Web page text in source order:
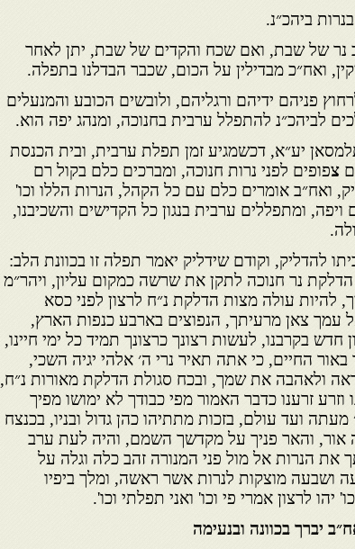
ביהכ״נ.
נר של שבת, ואם שכח והקדים של שבת, יתן לאחר
ואח״כ מבדילין על הכום, שכבר הבדלנו בתפלה.
פניהם ידיהם ורגליהם, ולובשים הכובע והמנעלים
לביהכ״נ להתפלל ערבית בחנוכה, ומנהג יפה הוא.
יע״א, דכשמגיע זמן תפלת ערבית, ובית הכנסת
צפופים לפני נרות חנוכה, ומברכים כלם בקול רם
ואח״ב אומרים כלם עם כל הקהל, הנרות הללו וכו'
ויפה, ומתפללים ערבית בנגון כל הקדישים והשכיבנו,
להדליק, וקודם שידליק יאמר תפלה זו בכוונת הלב:
נר חנוכה לתקן את שרשה כמקום עליון, ויהר״מ
להיות עולה מצות הדלקת נ״ח לרצון לפני כסא
עמך צאן מרעיתך, הנפוצים בארבע כנפות הארץ,
חדש בקרבנו, לעשות רצונך כרצונך תמיד כל ימי חיינו,
החיים, כי אתה תאיר נרי ה׳ אלהי יגיה השכי,
ולאהבה את שמך, ובכח סגולת הדלקת מאורות נ״ח,
וזרע זרענו כדבר האמור מפי כבודך לא ימושו מפיך
ועד עולם, בזכות מתתיהו כהן גדול ובניו, בכנצח
אור, והאר פניך על מקדשך השמם, והיה לעת ערב
את הנרות אל מול פני המנורה זהב כלה וגלה על
ושבעה מוצקות לנרות אשר ראשה, ומלך ביפיו
יהו לרצון אמרי פי וכו' ואני תפלתי וכו'.
יברך בכוונה ובנעימה